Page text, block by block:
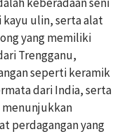
kayu ulin, serta alat
yang memiliki
Trengganu,
seperti keramik
dari India, serta
menunjukkan
perdagangan yang